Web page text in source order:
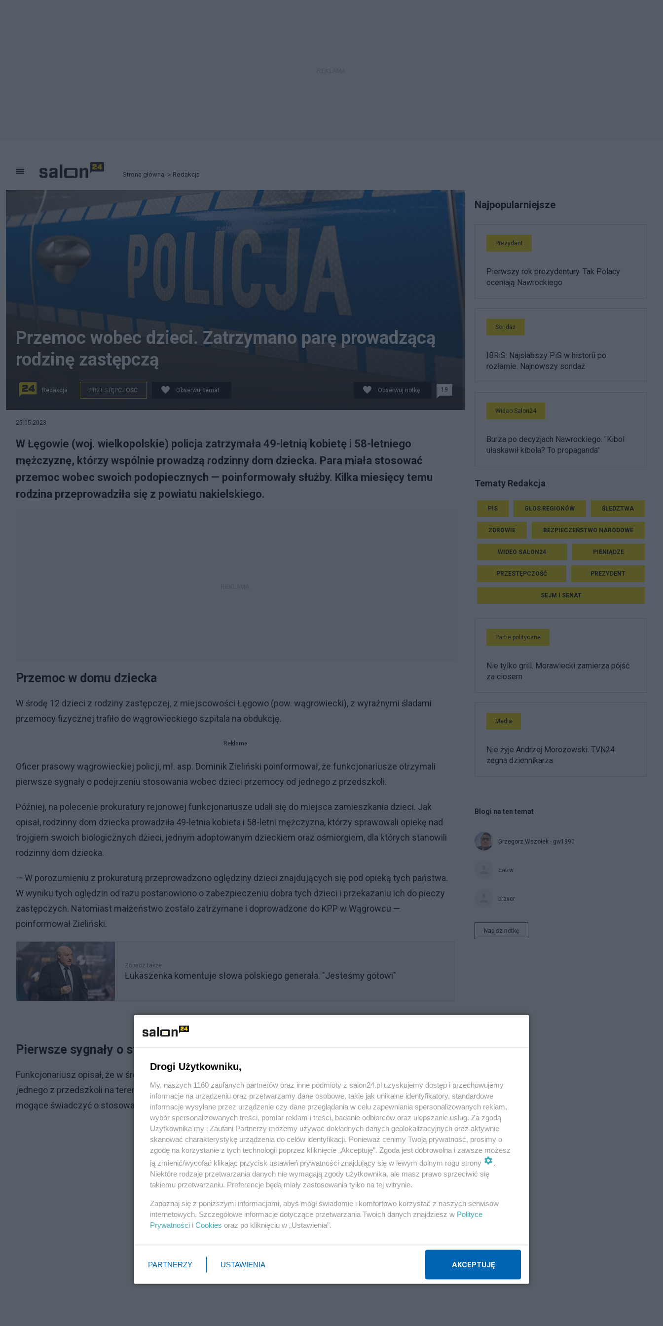
Strona główna Redakcja
Przemoc wobec dzieci. Zatrzymano parę prowadzącą
rodzinę zastępczą
Redakcja PRZESTĘPCZOŚĆ Obserwuj temat Obserwuj notkę 19
25.05.2023
W Łęgowie (woj. wielkopolskie) policja zatrzymała 49-letnią kobietę i 58-letniego
mężczyznę, którzy wspólnie prowadzą rodzinny dom dziecka. Para miała stosować
przemoc wobec swoich podopiecznych — poinformowały służby. Kilka miesięcy temu
rodzina przeprowadziła się z powiatu nakielskiego.
Przemoc w domu dziecka
W środę 12 dzieci z rodziny zastępczej, z miejscowości Łęgowo (pow. wągrowiecki), z wyraźnymi śladami
przemocy fizycznej trafiło do wągrowieckiego szpitala na obdukcję.
Reklama
Oficer prasowy wągrowieckiej policji, mł. asp. Dominik Zieliński poinformował, że funkcjonariusze otrzymali
pierwsze sygnały o podejrzeniu stosowania wobec dzieci przemocy od jednego z przedszkoli.
Później, na polecenie prokuratury rejonowej funkcjonariusze udali się do miejsca zamieszkania dzieci. Jak
opisał, rodzinny dom dziecka prowadziła 49-letnia kobieta i 58-letni mężczyzna, którzy sprawowali opiekę nad
trojgiem swoich biologicznych dzieci, jednym adoptowanym dzieckiem oraz ośmiorgiem, dla których stanowili
rodzinny dom dziecka.
— W porozumieniu z prokuraturą przeprowadzono oględziny dzieci znajdujących się pod opieką tych państwa.
W wyniku tych oględzin od razu postanowiono o zabezpieczeniu dobra tych dzieci i przekazaniu ich do pieczy
zastępczych. Natomiast małżeństwo zostało zatrzymane i doprowadzone do KPP w Wągrowcu —
poinformował Zieliński.
Zobacz także
Łukaszenka komentuje słowa polskiego generała. "Jesteśmy gotowi"
Pierwsze sygnały o stosowaniu przemocy wobec dzieci
Funkcjonariusz opisał, że w środę około godz. 14 funkcjonariusze otrzymali informację od wychowawców
jednego z przedszkoli na terenie gminy Wągrowiec, którzy zauważyli na ciele 4-letniej podopiecznej ślady
mogące świadczyć o stosowaniu wobec dziecka przemocy.
Najpopularniejsze
Prezydent
Pierwszy rok prezydentury. Tak Polacy
oceniają Nawrockiego
Sondaż
IBRiS: Najsłabszy PiS w historii po
rozłamie. Najnowszy sondaż
Wideo Salon24
Burza po decyzjach Nawrockiego. "Kibol
ułaskawił kibola? To propaganda"
Tematy Redakcja
PIS GŁOS REGIONÓW ŚLEDZTWA
ZDROWIE BEZPIECZEŃSTWO NARODOWE
WIDEO SALON24 PIENIĄDZE
PRZESTĘPCZOŚĆ PREZYDENT
SEJM I SENAT
Partie polityczne
Nie tylko grill. Morawiecki zamierza pójść
za ciosem
Media
Nie żyje Andrzej Morozowski. TVN24
żegna dziennikarza
Blogi na ten temat
Grzegorz Wszołek - gw1990
catrw
bravor
Napisz notkę
Drogi Użytkowniku,
My, naszych 1160 zaufanych partnerów oraz inne podmioty z salon24.pl uzyskujemy dostęp i przechowujemy
informacje na urządzeniu oraz przetwarzamy dane osobowe, takie jak unikalne identyfikatory, standardowe
informacje wysyłane przez urządzenie czy dane przeglądania w celu zapewniania spersonalizowanych reklam,
wybór spersonalizowanych treści, pomiar reklam i treści, badanie odbiorców oraz ulepszanie usług. Za zgodą
Użytkownika my i Zaufani Partnerzy możemy używać dokładnych danych geolokalizacyjnych oraz aktywnie
skanować charakterystykę urządzenia do celów identyfikacji. Ponieważ cenimy Twoją prywatność, prosimy o
zgodę na korzystanie z tych technologii poprzez kliknięcie „Akceptuję”. Zgoda jest dobrowolna i zawsze możesz
ją zmienić/wycofać klikając przycisk ustawień prywatności znajdujący się w lewym dolnym rogu strony
.
Niektóre rodzaje przetwarzania danych nie wymagają zgody użytkownika, ale masz prawo sprzeciwić się
takiemu przetwarzaniu. Preferencje będą miały zastosowania tylko na tej witrynie.
Zapoznaj się z poniższymi informacjami, abyś mógł świadomie i komfortowo korzystać z naszych serwisów
internetowych. Szczegółowe informacje dotyczące przetwarzania Twoich danych znajdziesz w Polityce
Prywatności i Cookies oraz po kliknięciu w „Ustawienia”.
PARTNERZY USTAWIENIA AKCEPTUJĘ